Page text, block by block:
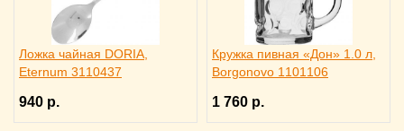
Ложка чайная DORIA,
Eternum 3110437
940 р.
Кружка пивная «Дон» 1.0 л,
Borgonovo 1101106
1 760 р.